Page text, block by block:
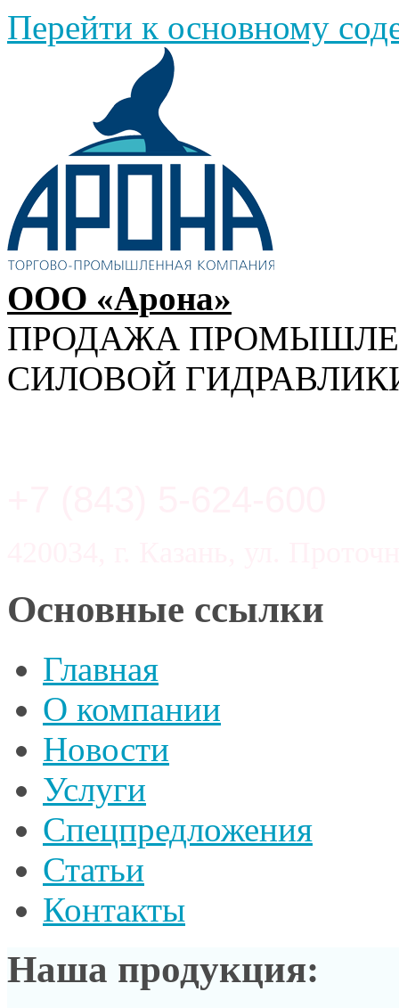
Перейти к основному
ООО «Арона»
ПРОДАЖА
СИЛОВОЙ
Основные ссылки
Главная
О компании
Новости
Услуги
Спецпредложения
Статьи
Контакты
Наша продукция: